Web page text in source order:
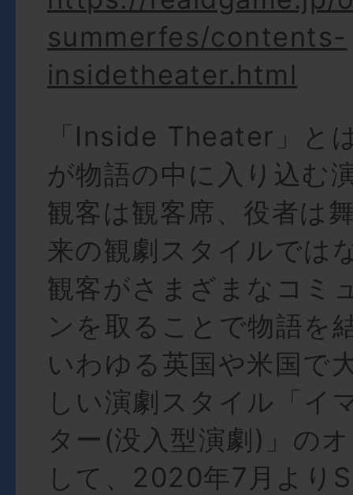
summerfes/contents-
insidetheater.html
「Inside Theater」と
が物語の中に入り込む
観客は観客席、役者は
来の観劇スタイルでは
観客がさまざまなコミ
ンを取ることで物語を
いわゆる英国や米国で
しい演劇スタイル「イ
ター(没入型演劇)」の
して、2020年7月より